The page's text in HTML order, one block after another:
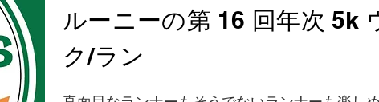
ルーニーの第 16 回年次 5k
ク/ラン